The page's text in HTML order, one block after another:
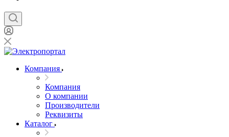
Компания
Компания
О компании
Производители
Реквизиты
Каталог